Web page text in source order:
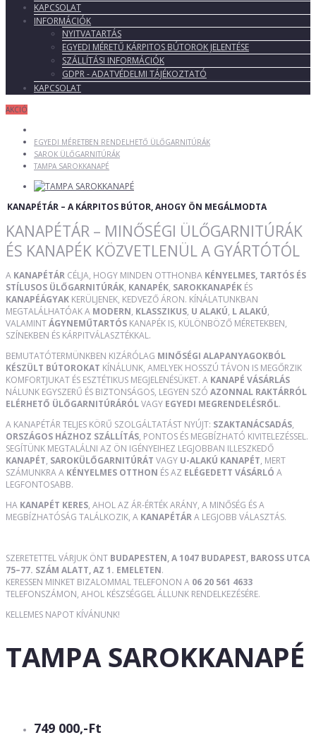
KAPCSOLAT
INFORMÁCIÓK
NYITVATARTÁS
EGYEDI MÉRETŰ KÁRPITOS BÚTOROK JELENTÉSE
SZÁLLÍTÁSI INFORMÁCIÓK
GDPR - ADATVÉDELMI TÁJÉKOZTATÓ
KAPCSOLAT
AKCIÓ
EGYEDI MÉRETBEN RENDELHETŐ ÜLŐGARNITÚRÁK
SAROK ÜLŐGARNITÚRÁK
TAMPA SAROKKANAPÉ
KANAPÉTÁR – A KÁRPITOS BÚTOR, AHOGY ÖN MEGÁLMODTA
KANAPÉTÁR – MINŐSÉGI ÜLŐGARNITÚRÁK
ÉS KANAPÉK KÖZVETLENÜL A GYÁRTÓTÓL
A KANAPÉTÁR CÉLJA, HOGY MINDEN OTTHONBA KÉNYELMES, TARTÓS ÉS
STÍLUSOS ÜLŐGARNITÚRÁK, KANAPÉK, SAROKKANAPÉK ÉS
KANAPÉÁGYAK KERÜLJENEK, KEDVEZŐ ÁRON. KÍNÁLATUNKBAN
MEGTALÁLHATÓAK A MODERN, KLASSZIKUS, U ALAKÚ, L ALAKÚ,
VALAMINTÁGYNEMŰTARTÓS KANAPÉK IS, KÜLÖNBÖZŐ MÉRETEKBEN,
SZÍNEKBEN ÉS KÁRPITVÁLASZTÉKKAL.
BEMUTATÓTERMÜNKBEN KIZÁRÓLAG MINŐSÉGI ALAPANYAGOKBÓL
KÉSZÜLT BÚTOROKAT KÍNÁLUNK, AMELYEK HOSSZÚ TÁVON IS MEGŐRZIK
KOMFORTJUKAT ÉS ESZTÉTIKUS MEGJELENÉSÜKET. A KANAPÉ VÁSÁRLÁS
NÁLUNK EGYSZERŰ ÉS BIZTONSÁGOS, LEGYEN SZÓ AZONNAL RAKTÁRRÓL
ELÉRHETŐ ÜLŐGARNITÚRÁRÓLVAGY EGYEDI MEGRENDELÉSRŐL.
A KANAPÉTÁR TELJES KÖRŰ SZOLGÁLTATÁST NYÚJT: SZAKTANÁCSADÁS,
ORSZÁGOS HÁZHOZ SZÁLLÍTÁS, PONTOS ÉS MEGBÍZHATÓ KIVITELEZÉSSEL.
SEGÍTÜNK MEGTALÁLNI AZ ÖN IGÉNYEIHEZ LEGJOBBAN ILLESZKEDŐ
KANAPÉT, SAROKÜLŐGARNITÚRÁT VAGY U-ALAKÚ KANAPÉT, MERT
SZÁMUNKRA A KÉNYELMES OTTHON ÉS AZ ELÉGEDETT VÁSÁRLÓ A
LEGFONTOSABB.
HA KANAPÉT KERES, AHOL AZ ÁR-ÉRTÉK ARÁNY, A MINŐSÉG ÉS A
MEGBÍZHATÓSÁG TALÁLKOZIK, A KANAPÉTÁRA LEGJOBB VÁLASZTÁS.
SZERETETTEL VÁRJUK ÖNT BUDAPESTEN, A 1047 BUDAPEST, BAROSS UTCA
75–77. SZÁM ALATT, AZ 1. EMELETEN.
KERESSEN MINKET BIZALOMMAL TELEFONON A 06 20 561 4633
TELEFONSZÁMON, AHOL KÉSZSÉGGEL ÁLLUNK RENDELKEZÉSÉRE.
KELLEMES NAPOT KÍVÁNUNK!
TAMPA SAROKKANAPÉ
749 000,-Ft